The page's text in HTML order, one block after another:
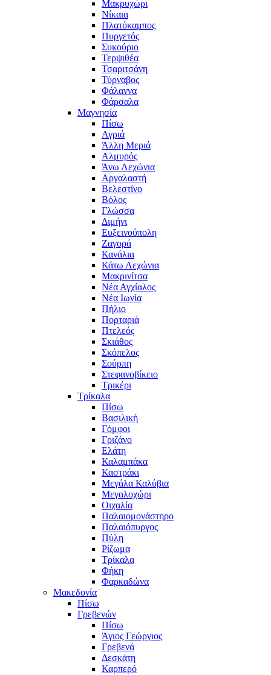
Μακρυχώρι
Νίκαια
Πλατύκαμπος
Πυργετός
Συκούριο
Τερψιθέα
Τσαριτσάνη
Τύρναβος
Φάλαννα
Φάρσαλα
Μαγνησία
Πίσω
Αγριά
Άλλη Μεριά
Αλμυρός
Άνω Λεχώνια
Αργαλαστή
Βελεστίνο
Βόλος
Γλώσσα
Διμήνι
Ευξεινούπολη
Ζαγορά
Κανάλια
Κάτω Λεχώνια
Μακρινίτσα
Νέα Αγχίαλος
Νέα Ιωνία
Πήλιο
Πορταριά
Πτελεός
Σκιάθος
Σκόπελος
Σούρπη
Στεφανοβίκειο
Τρικέρι
Τρίκαλα
Πίσω
Βασιλική
Γόμφοι
Γριζάνο
Ελάτη
Καλαμπάκα
Καστράκι
Μεγάλα Καλύβια
Μεγαλοχώρι
Οιχαλία
Παλαιομονάστηρο
Παλαιόπυργος
Πύλη
Ρίζωμα
Τρίκαλα
Φήκη
Φαρκαδώνα
Μακεδονία
Πίσω
Γρεβενών
Πίσω
Άγιος Γεώργιος
Γρεβενά
Δεσκάτη
Καρπερό